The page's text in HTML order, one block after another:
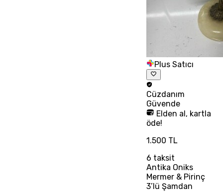
Plus Satıcı
Cüzdanım
Güvende
Elden al, kartla
öde!
1.500 TL
6 taksit
Antika Oniks
Mermer & Pirinç
3’lü Şamdan